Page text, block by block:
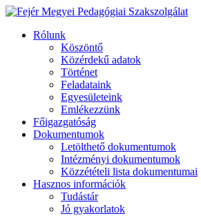
Rólunk
Köszöntő
Közérdekű adatok
Történet
Feladataink
Egyesületeink
Emlékezzünk
Főigazgatóság
Dokumentumok
Letölthető dokumentumok
Intézményi dokumentumok
Közzétételi lista dokumentumai
Hasznos információk
Tudástár
Jó gyakorlatok